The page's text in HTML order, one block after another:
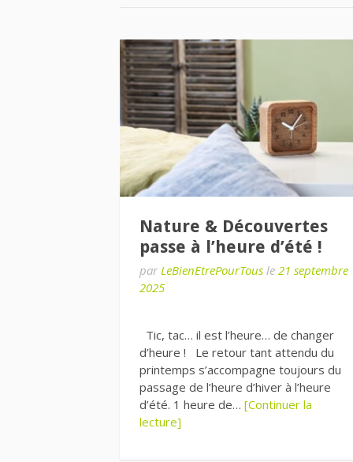
Nature & Découvertes
passe à l’heure d’été !
par LeBienEtrePourTous le 21 septembre
2025
Tic, tac… il est l’heure… de changer
d’heure ! Le retour tant attendu du
printemps s’accompagne toujours du
passage de l’heure d’hiver à l’heure
d’été. 1 heure de… [Continuer la
lecture]